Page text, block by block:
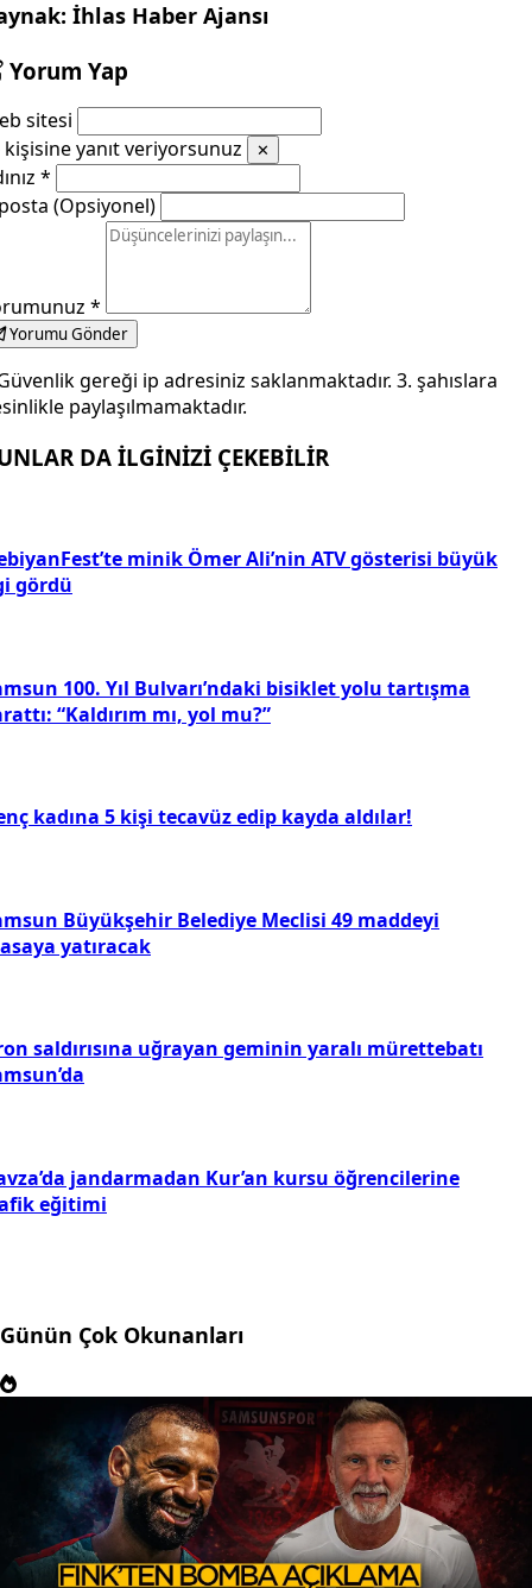
İhlas Haber Ajansı
Yorum Yap
sitesi
kişisine yanıt veriyorsunuz
✕
*
(Opsiyonel)
*
Yorumu Gönder
gereği ip adresiniz saklanmaktadır. 3. şahıslara
paylaşılmamaktadır.
DA İLGİNİZİ ÇEKEBİLİR
minik Ömer Ali’nin ATV gösterisi büyük
gördü
100. Yıl Bulvarı’ndaki bisiklet yolu tartışma
“Kaldırım mı, yol mu?”
kadına 5 kişi tecavüz edip kayda aldılar!
Büyükşehir Belediye Meclisi 49 maddeyi
yatıracak
saldırısına uğrayan geminin yaralı mürettebatı
jandarmadan Kur’an kursu öğrencilerine
eğitimi
Günün Çok Okunanları